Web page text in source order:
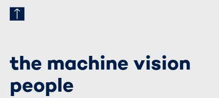
the machine vision
people